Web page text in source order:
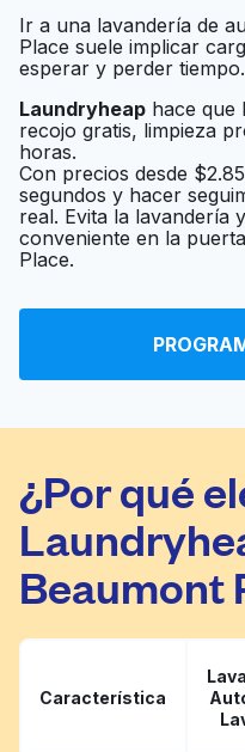
Huebsch
Today's
Speed
Ir a una lavandería de
Place suele implicar
esperar y perder tiempo.
Laundryheap hace que
recojo gratis, limpieza
horas.
Con precios desde
segundos y hacer
real. Evita la lavandería
conveniente en la
Place.
¿Por qué
Beaumont
Característica